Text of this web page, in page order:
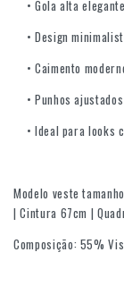
• Gola alta
• Design
• Caimento
• Punhos
• Ideal para looks
Modelo veste
| Cintura 67cm |
Composição: 55%